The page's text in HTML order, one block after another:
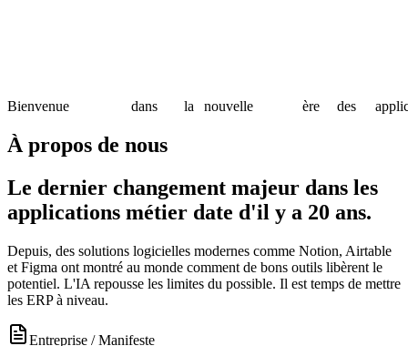
Bienvenue dans la nouvelle ère des
À propos de nous
Le dernier changement majeur dans les
applications métier date d'il y a 20 ans.
Depuis, des solutions logicielles modernes comme Notion, Airtable
et Figma ont montré au monde comment de bons outils libèrent le
potentiel. L'IA repousse les limites du possible. Il est temps de mettre
les ERP à niveau.
Entreprise /Manifeste